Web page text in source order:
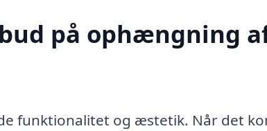
på ophængning
funktionalitet og æstetik. Når det